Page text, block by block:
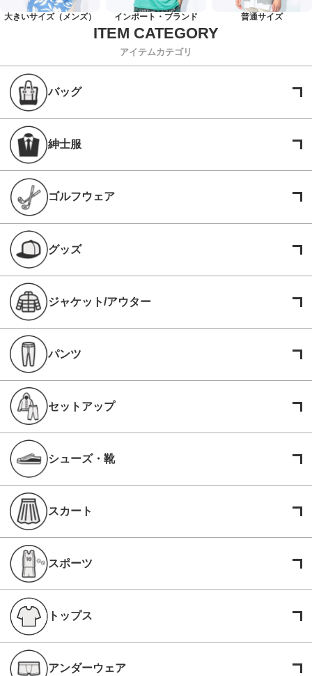
大きいサイズ（メンズ） インポート・ブランド 普通サイズ
アイテムカテゴリ
バッグ
紳士服
ゴルフウェア
グッズ
ジャケット/アウター
パンツ
セットアップ
シューズ・靴
スカート
スポーツ
トップス
アンダーウェア